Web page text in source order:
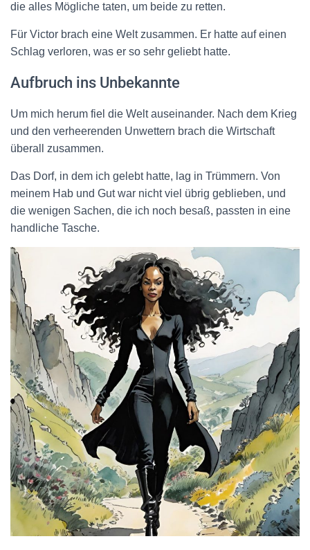
die alles Mögliche taten, um beide zu retten.
Für Victor brach eine Welt zusammen. Er hatte auf einen
Schlag verloren, was er so sehr geliebt hatte.
Aufbruch ins Unbekannte
Um mich herum fiel die Welt auseinander. Nach dem Krieg
und den verheerenden Unwettern brach die Wirtschaft
überall zusammen.
Das Dorf, in dem ich gelebt hatte, lag in Trümmern. Von
meinem Hab und Gut war nicht viel übrig geblieben, und
die wenigen Sachen, die ich noch besaß, passten in eine
handliche Tasche.